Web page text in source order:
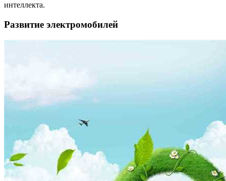
интеллекта.
Развитие электромобилей